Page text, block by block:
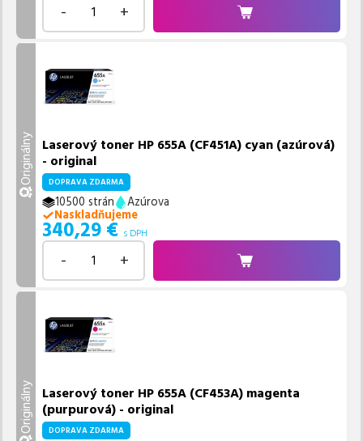
- +
Originálny Laserový toner HP 655A (CF451A) cyan (azúrová)
- original
DOPRAVA ZDARMA
10500 strán
Azúrova
Naskladňujeme
340,29 € s DPH
- +
Originálny Laserový toner HP 655A (CF453A) magenta
(purpurová) - original
DOPRAVA ZDARMA